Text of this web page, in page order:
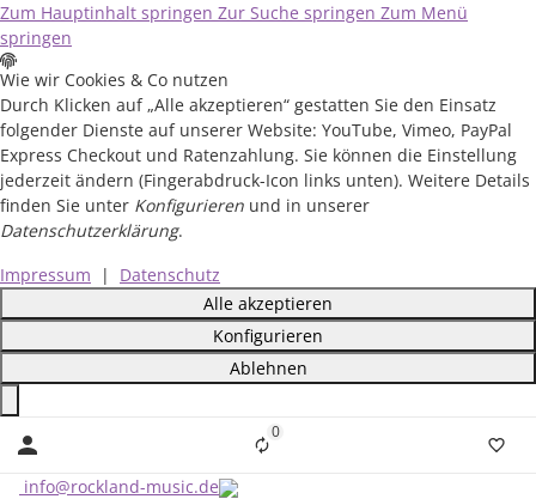
Zum Hauptinhalt springen Zur Suche springen Zum Menü
springen
Wie wir Cookies & Co nutzen
Durch Klicken auf „Alle akzeptieren“ gestatten Sie den Einsatz
folgender Dienste auf unserer Website: YouTube, Vimeo, PayPal
Express Checkout und Ratenzahlung. Sie können die Einstellung
jederzeit ändern (Fingerabdruck-Icon links unten). Weitere Details
finden Sie unter Konfigurieren und in unserer
Datenschutzerklärung.
Impressum
|
Datenschutz
Alle akzeptieren
Konfigurieren
Ablehnen
Close 0Liste ist leer
info@rockland-music.de